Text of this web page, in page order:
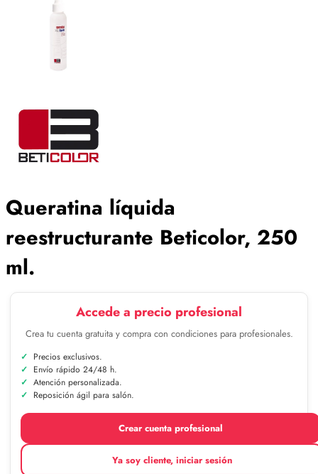
Queratina líquida
reestructurante Beticolor, 250
ml.
Accede a precio profesional
Crea tu cuenta gratuita y compra con condiciones para profesionales.
Precios exclusivos.
Envío rápido 24/48 h.
Atención personalizada.
Reposición ágil para salón.
Crear cuenta profesional
Ya soy cliente, iniciar sesión